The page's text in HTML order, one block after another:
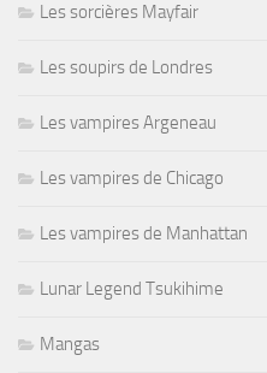
Les sorcières Mayfair
Les soupirs de Londres
Les vampires Argeneau
Les vampires de Chicago
Les vampires de Manhattan
Lunar Legend Tsukihime
Mangas